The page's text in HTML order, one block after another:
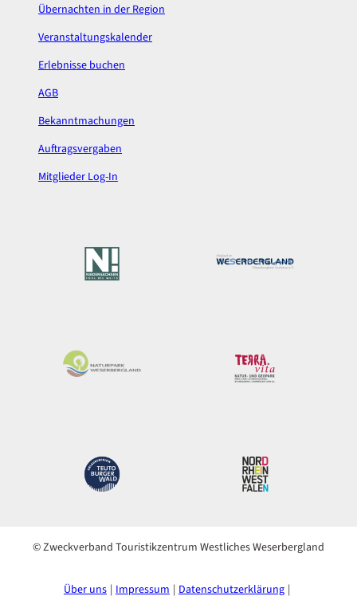
Übernachten in der Region
Veranstaltungskalender
Erlebnisse buchen
AGB
Bekanntmachungen
Auftragsvergaben
Mitglieder Log-In
© Zweckverband Touristikzentrum Westliches Weserbergland
Über uns Impressum Datenschutzerklärung